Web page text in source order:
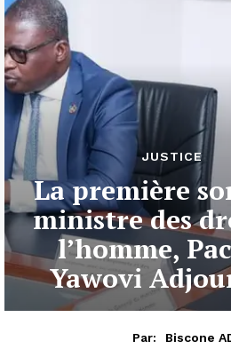
JUSTICE
La première
ministre des
l’homme,
Yawovi
Par:
Biscone